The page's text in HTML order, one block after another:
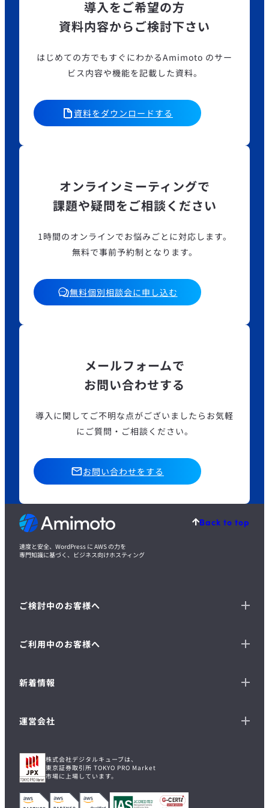
導入をご希望の方
資料内容からご検討下さい
はじめての方でもすぐにわかるAmimoto のサー
ビス内容や機能を記載した資料。
資料をダウンロードする
オンラインミーティングで
課題や疑問をご相談ください
1時間のオンラインでお悩みごとに対応します。
無料で事前予約制となります。
無料個別相談会に申し込む
メールフォームで
お問い合わせする
導入に関してご不明な点がございましたら お気軽
にご質問・ご相談ください。
お問い合わせをする
Back to top
速度と安全、WordPress に AWS の力を
専門知識に基づく、ビジネス向けホスティング
ご検討中のお客様へ
ご利用中のお客様へ
新着情報
運営会社
株式会社デジタルキューブは、
東京証券取引所 TOKYO PRO Market
市場に上場しています。